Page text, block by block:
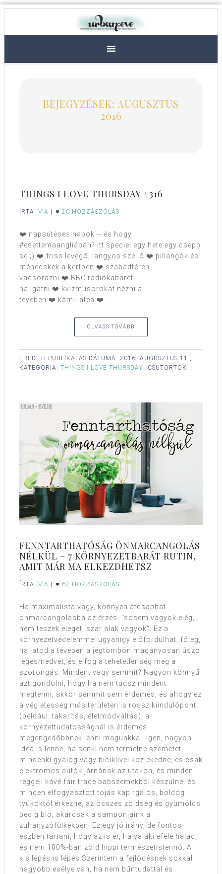
BEJEGYZÉSEK: AUGUSZTUS
2016
THINGS I LOVE THURSDAY #316
ÍRTA: VIA 20 HOZZÁSZÓLÁS
❤️ napsütéses napok -- és hogy
#esettemaangliában? itt speciel egy hete egy csepp
se ;) ❤️ friss levegő, langyos szellő ❤️ pillangók és
méhecskék a kertben ❤️ szabadtéren
vacsorázni ❤️ BBC rádiókabarét
hallgatni ❤️ kvízműsorokat nézni a
tévében ❤️ kamillatea ❤️ ...
OLVASS TOVÁBB
EREDETI PUBLIKÁLÁS DÁTUMA: 2016. AUGUSZTUS 11.,
CSÜTÖRTÖK
KATEGÓRIA: THINGS I LOVE THURSDAY
FENNTARTHATÓSÁG ÖNMARCANGOLÁS
NÉLKÜL – 7 KÖRNYEZETBARÁT RUTIN,
AMIT MÁR MA ELKEZDHETSZ
ÍRTA: VIA 62 HOZZÁSZÓLÁS
Ha maximalista vagy, könnyen átcsaphat
önmarcangolásba az érzés: "sosem vagyok elég,
nem teszek eleget, szar alak vagyok". Ez a
környezetvédelemmel ugyanígy előfordulhat, főleg,
ha látod a tévében a jégtömbön magányosan úszó
jegesmedvét, és elfog a tehetetlenség meg a
szorongás. Mindent vagy semmit? Nagyon könnyű
azt gondolni, hogy ha nem tudsz mindent
megtenni, akkor semmit sem érdemes, és ahogy ez
a végletesség más területen is rossz kiindulópont
(például: takarítás, életmódváltás), a
környezettudatosságnál is érdemes
megengedőbbnek lenni magunkkal. Igen, nagyon
ideális lenne, ha senki nem termelne szemetet,
mindenki gyalog vagy biciklivel közlekedne, és csak
elektromos autók járnának az utakon, és minden
reggeli kávé fair trade babszemekből készülne, és
minden elfogyasztott tojás kapirgálós, boldog
tyúkoktól érkezne, az összes zöldség és gyümölcs
pedig bio, akárcsak a samponjaink a
zuhanyzófülkékben. Ez egy jó irány, de fontos
észben tartani, hogy az is ér, ha valaki efelé halad,
és nem 100%-ban zöld hippi természetistennő. A
kis lépés is lépés Szerintem a fejlődésnek sokkal
nagyobb esélye van, ha nem bűntudattal és